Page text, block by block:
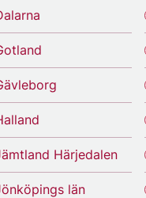
Härjedalen
län